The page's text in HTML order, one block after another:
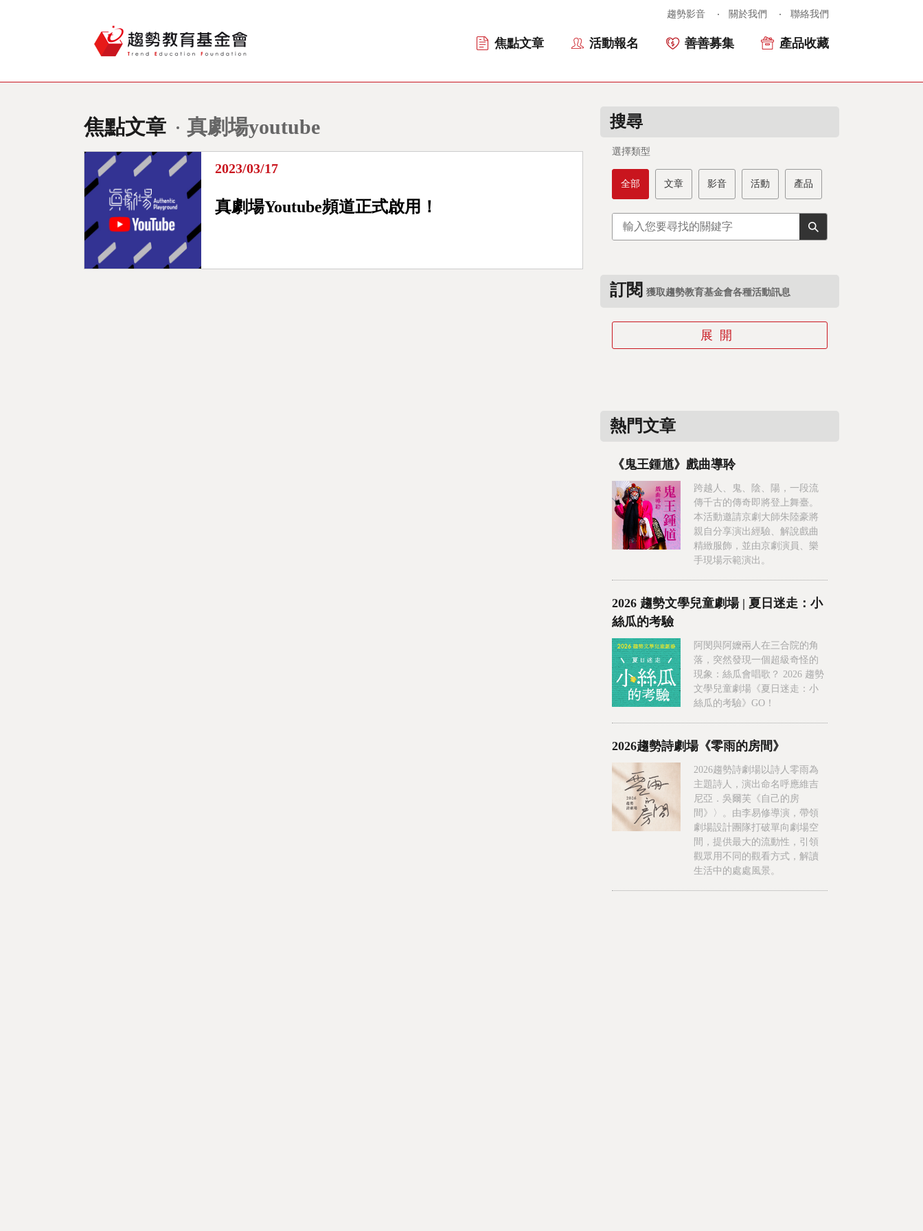
焦點文章 活動報名 善善募集 產品收藏
趨勢影音 關於我們 聯絡我們
搜尋
選擇類型
全部 文章 影音 活動 產品
訂閱 獲取趨勢教育基金會各種活動訊息
熱門文章
《鬼王鍾馗》戲曲導聆
跨越人、鬼、陰、陽，一段流
傳千古的傳奇即將登上舞臺。
本活動邀請京劇大師朱陸豪將
親自分享演出經驗、解說戲曲
精緻服飾，並由京劇演員、樂
手現場示範演出。
2026 趨勢文學兒童劇場 | 夏日迷走：小
絲瓜的考驗
阿閔與阿嬤兩人在三合院的角
落，突然發現一個超級奇怪的
現象：絲瓜會唱歌？ 2026 趨勢
文學兒童劇場《夏日迷走：小
絲瓜的考驗》GO！
2026趨勢詩劇場《零雨的房間》
2026趨勢詩劇場以詩人零雨為
主題詩人，演出命名呼應維吉
尼亞．吳爾芙《自己的房
間》〉。由李易修導演，帶領
劇場設計團隊打破單向劇場空
間，提供最大的流動性，引領
觀眾用不同的觀看方式，解讀
生活中的處處風景。
焦點文章 真劇場youtube
2023/03/17
真劇場Youtube頻道正式啟用！